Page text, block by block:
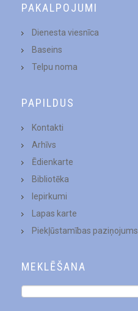
PAKALPOJUMI
Dienesta viesnīca
Baseins
Telpu noma
PAPILDUS
Kontakti
Arhīvs
Ēdienkarte
Bibliotēka
Iepirkumi
Lapas karte
Piekļūstamības paziņojums
MEKLĒŠANA